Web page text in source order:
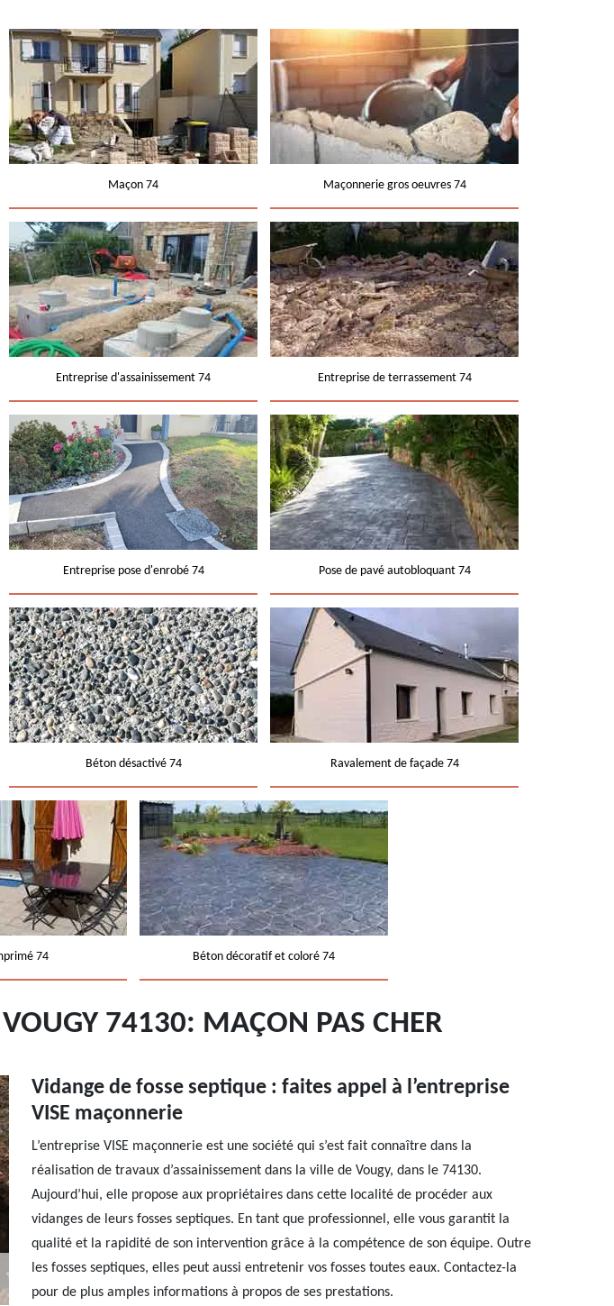
Maçon 74 Maçonnerie gros oeuvres 74
Entreprise d'assainissement 74 Entreprise de terrassement 74
Entreprise pose d'enrobé 74 Pose de pavé autobloquant 74
Béton désactivé 74 Ravalement de façade 74
74 Béton décoratif et coloré 74
74130: MAÇON PAS CHER
Vidange de fosse septique : faites appel à l’entreprise
VISE maçonnerie
L’entreprise VISE maçonnerie est une société qui s’est fait connaître dans la
réalisation de travaux d’assainissement dans la ville de Vougy, dans le 74130.
Aujourd’hui, elle propose aux propriétaires dans cette localité de procéder aux
vidanges de leurs fosses septiques. En tant que professionnel, elle vous garantit la
qualité et la rapidité de son intervention grâce à la compétence de son équipe. Outre
les fosses septiques, elles peut aussi entretenir vos fosses toutes eaux. Contactez-la
pour de plus amples informations à propos de ses prestations.